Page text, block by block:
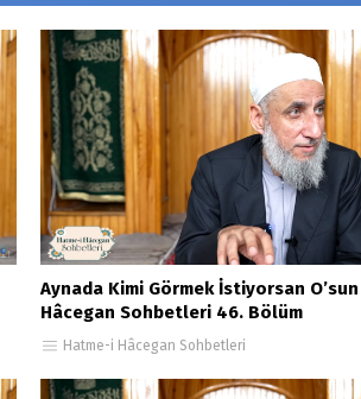
Aynada Kimi Görmek İstiyorsan
Hâcegan Sohbetleri 46. Bölüm
Hatme-i Hâcegan Sohbetleri